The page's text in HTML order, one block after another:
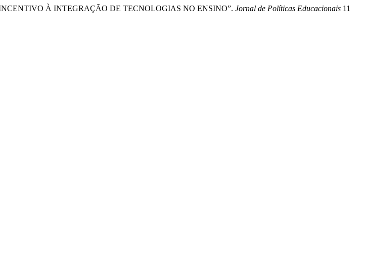
À INTEGRAÇÃO DE TECNOLOGIAS NO ENSINO”. Jornal de Políticas Educacionais 11